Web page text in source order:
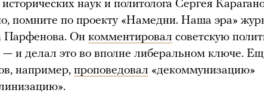
наук и политолога Сергея
помните по проекту «Намедни. Наша эра»
Парфенова. Он комментировал советскую
и делал это во вполне либеральном ключе.
например, проповедовал «декоммунизацию»